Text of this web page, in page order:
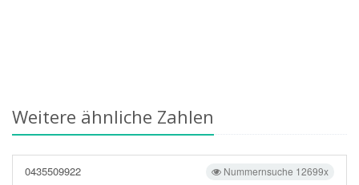
Weitere ähnliche Zahlen
Nummernsuche 12699x
0435509922